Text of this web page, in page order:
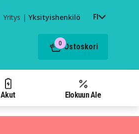
Yritys | Yksityishenkilö FI
0 Ostoskori
Akut Elokuun Ale